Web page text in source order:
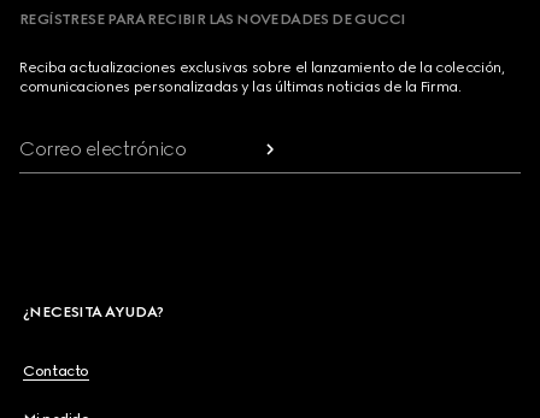
REGÍSTRESE PARA RECIBIR LAS NOVEDADES DE GUCCI
Reciba actualizaciones exclusivas sobre el lanzamiento de la colección,
comunicaciones personalizadas y las últimas noticias de la Firma.
Correo electrónico
¿NECESITA AYUDA?
Contacto